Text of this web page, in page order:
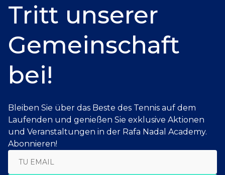
Tritt unserer
Gemeinschaft
bei!
Bleiben Sie über das Beste des Tennis auf dem
Laufenden und genießen Sie exklusive Aktionen
und Veranstaltungen in der Rafa Nadal Academy.
Abonnieren!